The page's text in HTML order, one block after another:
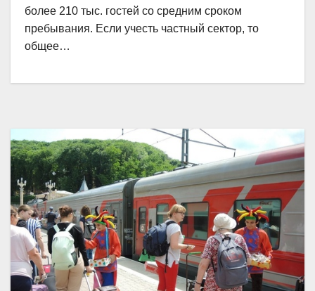
более 210 тыс. гостей со средним сроком
пребывания. Если учесть частный сектор, то
общее…